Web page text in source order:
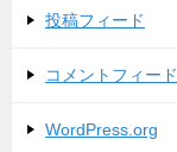
投稿フィード
コメントフィード
WordPress.org